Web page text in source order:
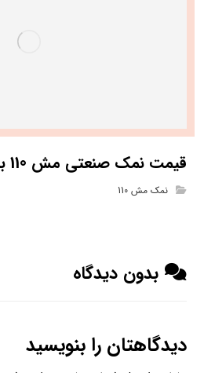
قیمت نمک صنعتی مش 110 بیوتی سالت
نمک مش 110
بدون دیدگاه
دیدگاهتان را بنویسید